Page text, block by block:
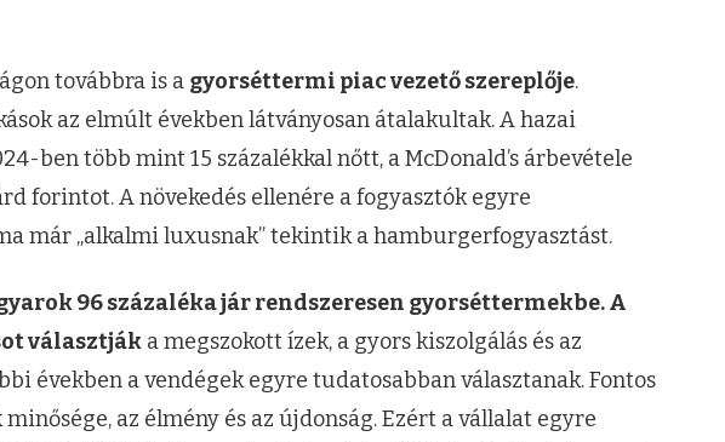
továbbra is a gyorséttermi piac vezető szereplője.
az elmúlt években látványosan átalakultak. A hazai
ben több mint 15 százalékkal nőtt, a McDonald’s árbevétele
forintot. A növekedés ellenére a fogyasztók egyre
már „alkalmi luxusnak” tekintik a hamburgerfogyasztást.
96 százaléka jár rendszeresen gyorséttermekbe. A
választják a megszokott ízek, a gyors kiszolgálás és az
években a vendégek egyre tudatosabban választanak. Fontos
az élmény és az újdonság. Ezért a vállalat egyre